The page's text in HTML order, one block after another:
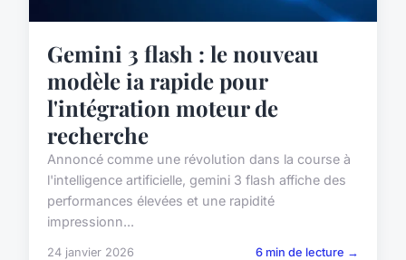
Gemini 3 flash : le nouveau
modèle ia rapide pour
l'intégration moteur de
recherche
Annoncé comme une révolution dans la course à
l'intelligence artificielle, gemini 3 flash affiche des
performances élevées et une rapidité
impressionn...
24 janvier 2026 6 min de lecture →